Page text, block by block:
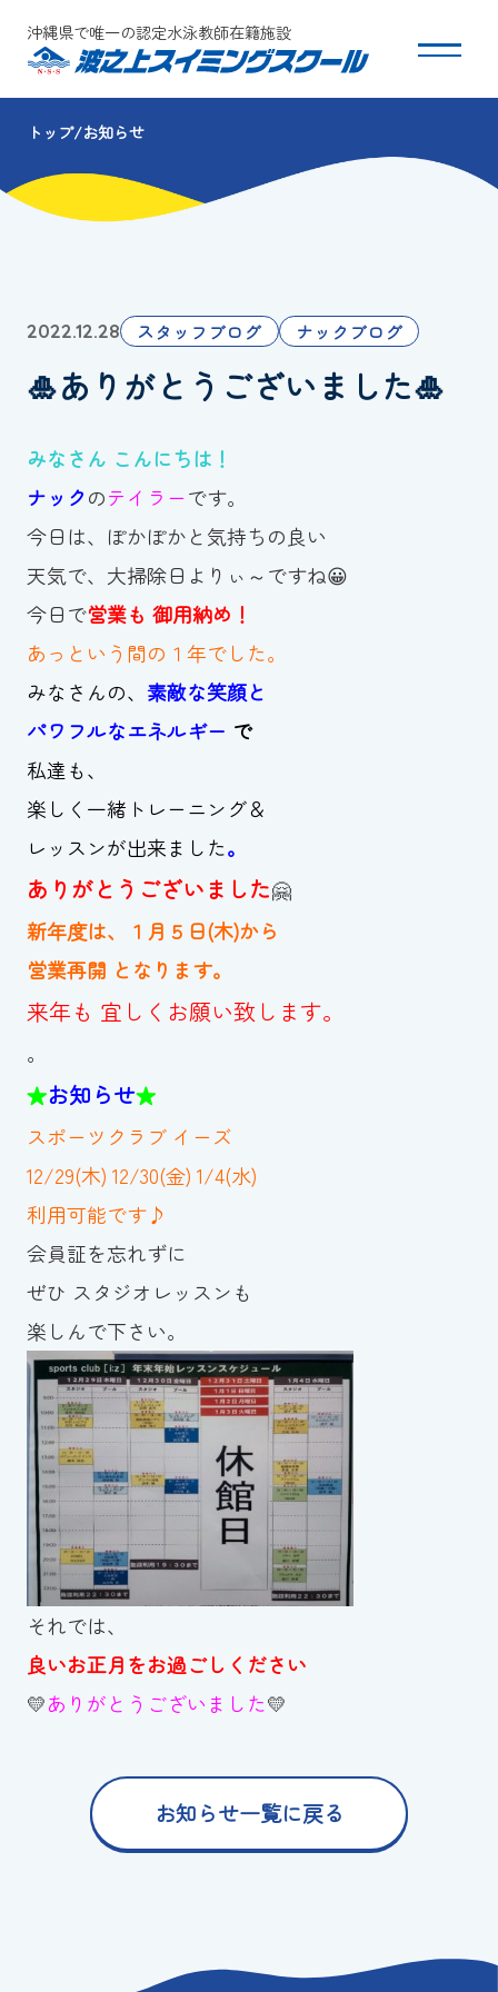
沖縄県で唯一の認定水泳教師在籍施設
スクールについて
コース・クラス紹介
団体会員募集
採用情報
お知らせ
カレンダー
波スイタイムズ
お問い合わせ
Tel.098-863-7264
平日 9:00～22:00｜土祝 9:00～21:00
メールでお問い合わせ
スイミングスクールの
トップ お知らせ
2022.12.28 スタッフブログ ナックブログ
🎍ありがとうございました🎍
みなさん こんにちは！
ナックのテイラーです。
今日は、ぽかぽかと気持ちの良い
天気で、大掃除日よりぃ～ですね😀
今日で営業も 御用納め！
あっという間の１年でした。
みなさんの、 素敵な笑顔と
パワフルなエネルギー で
私達も、
楽しく一緒トレーニング＆
レッスンが出来ました。
ありがとうございました🤗
新年度は、１月５日(木)から
営業再開 となります。
来年も 宜しくお願い致します。
。
★お知らせ★
スポーツクラブ イーズ
12/29(木) 12/30(金) 1/4(水)
利用可能です♪
会員証を忘れずに
ぜひ スタジオレッスンも
楽しんで下さい。
それでは、
良いお正月をお過ごしください
💛ありがとうございました💛
お知らせ一覧に戻る